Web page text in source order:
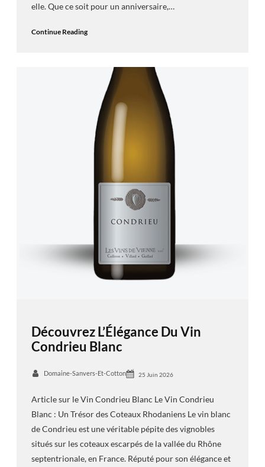
elle. Que ce soit pour un anniversaire,…
Continue Reading
Découvrez L’Élégance Du Vin
Condrieu Blanc
Domaine-Sanvers-Et-Cotton 25 Juin 2026
Article sur le Vin Condrieu Blanc Le Vin Condrieu
Blanc : Un Trésor des Coteaux Rhodaniens Le vin blanc
de Condrieu est une véritable pépite des vignobles
situés sur les coteaux escarpés de la vallée du Rhône
septentrionale, en France. Réputé pour son élégance et